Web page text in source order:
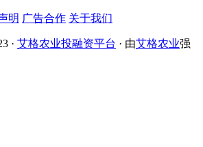
明 广告合作 关于我们
· 艾格农业投融资平台 · 由艾格农业强